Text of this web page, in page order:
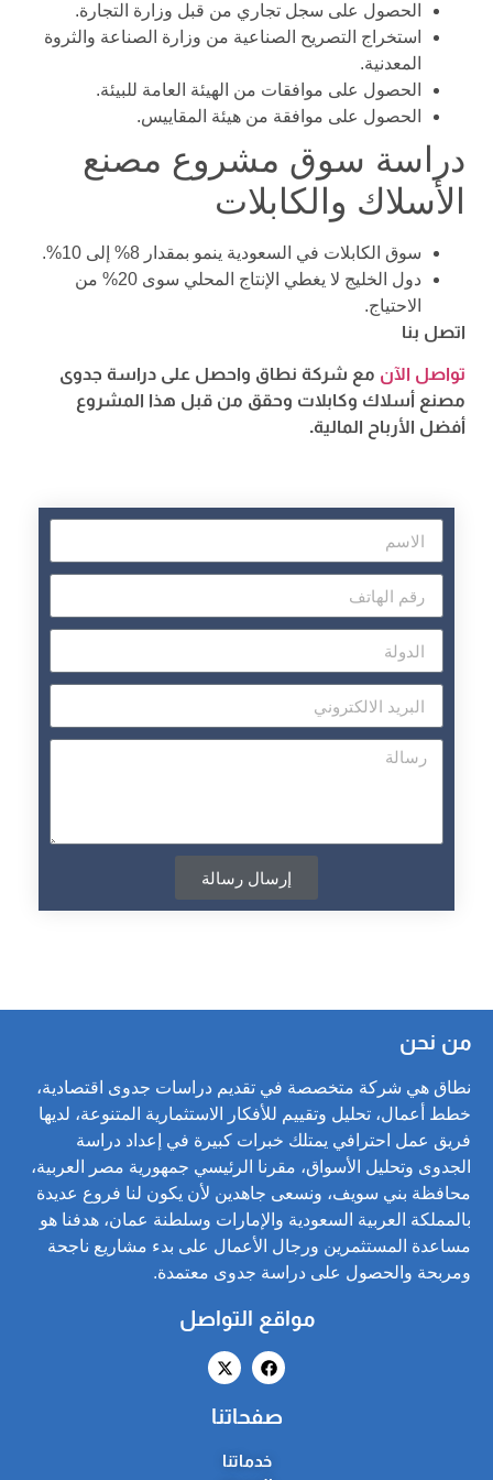
الحصول على سجل تجاري من قبل وزارة التجارة.
استخراج التصريح الصناعية من وزارة الصناعة والثروة
المعدنية.
الحصول على موافقات من الهيئة العامة للبيئة.
الحصول على موافقة من هيئة المقاييس.
دراسة سوق مشروع مصنع
الأسلاك والكابلات
سوق الكابلات في السعودية ينمو بمقدار 8% إلى 10%.
دول الخليج لا يغطي الإنتاج المحلي سوى 20% من
الاحتياج.
اتصل بنا
تواصل الآن مع شركة نطاق واحصل على دراسة جدوى
مصنع أسلاك وكابلات وحقق من قبل هذا المشروع
أفضل الأرباح المالية.
إرسال رسالة
من نحن
نطاق هي شركة متخصصة في تقديم دراسات جدوى اقتصادية،
خطط أعمال، تحليل وتقييم للأفكار الاستثمارية المتنوعة، لديها
فريق عمل احترافي يمتلك خبرات كبيرة في إعداد دراسة
الجدوى وتحليل الأسواق، مقرنا الرئيسي جمهورية مصر العربية،
محافظة بني سويف، ونسعى جاهدين لأن يكون لنا فروع عديدة
بالمملكة العربية السعودية والإمارات وسلطنة عمان، هدفنا هو
مساعدة المستثمرين ورجال الأعمال على بدء مشاريع ناجحة
ومربحة والحصول على دراسة جدوى معتمدة.
مواقع التواصل
صفحاتنا
خدماتنا